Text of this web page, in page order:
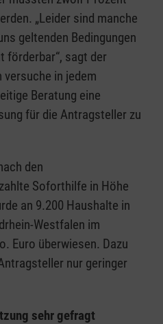
„Leider sind manche
geltenden Bedingungen
förderbar“, sagt der
in jedem
Beratung eine
für die Antragsteller zu
den
Soforthilfe in Höhe
an 9.200 Haushalte in
Westfalen im
Euro überwiesen. Dazu
nur geringer
sehr gefragt